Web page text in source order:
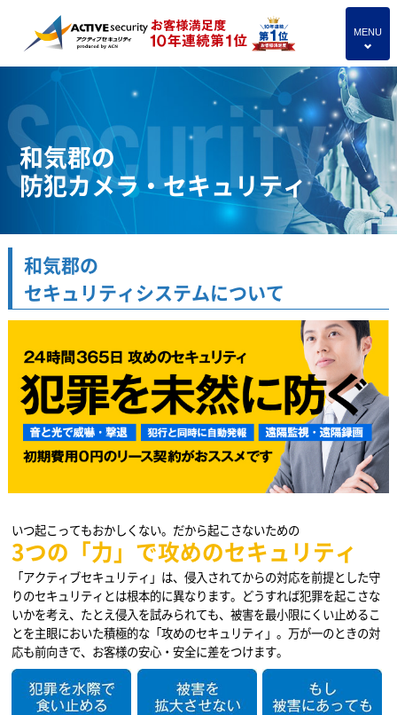
MENU
4
和気郡の
防犯カメラ・セキュリティ
和気郡の
セキュリティシステムについて
いつ起こってもおかしくない。だから起こさないための
3つの「力」で攻めのセキュリティ
「アクティブセキュリティ」は、侵入されてからの対応を前提とした守
りのセキュリティとは根本的に異なります。どうすれば犯罪を起こさな
いかを考え、たとえ侵入を試みられても、被害を最小限にくい止めるこ
とを主眼においた積極的な「攻めのセキュリティ」。万が一のときの対
応も前向きで、お客様の安心・安全に差をつけます。